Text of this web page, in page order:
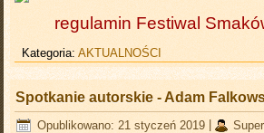
regulamin Festiwal
Kategoria:AKTUALNOŚCI
Spotkanie autorskie - Adam
Opublikowano: 21 styczeń 2019